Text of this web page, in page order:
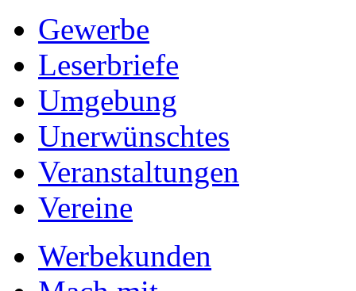
Gewerbe
Leserbriefe
Umgebung
Unerwünschtes
Veranstaltungen
Vereine
Werbekunden